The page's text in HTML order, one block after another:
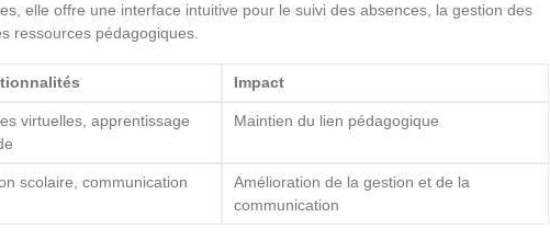
elle offre une interface intuitive pour le suivi des absences, la gestion des
ressources pédagogiques.
Impact
virtuelles, apprentissage
Maintien du lien pédagogique
scolaire, communication
Amélioration de la gestion et de la
communication